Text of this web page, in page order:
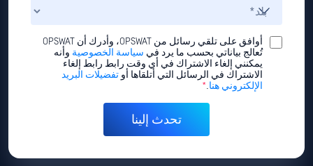
أوافق على تلقي رسائل من OPSWAT، وأدرك أن OPSWAT
تُعالج بياناتي بحسب ما يرد في سياسة الخصوصية وأنه
يمكنني إلغاء الاشتراك في أي وقت رابط رابط إلغاء
الاشتراك في الرسائل التي أتلقاها أو تفضيلات البريد
الإلكتروني هنا.
*